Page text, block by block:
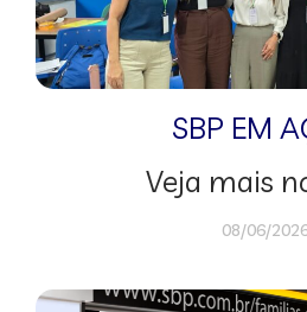
SBP EM
Veja mais
08/06/